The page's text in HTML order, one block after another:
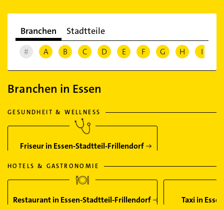
Branchen Stadtteile
# A B C D E F G H I
Branchen in Essen
GESUNDHEIT & WELLNESS
Friseur in Essen-Stadtteil-Frillendorf
HOTELS & GASTRONOMIE
Restaurant in Essen-Stadtteil-Frillendorf Taxi in